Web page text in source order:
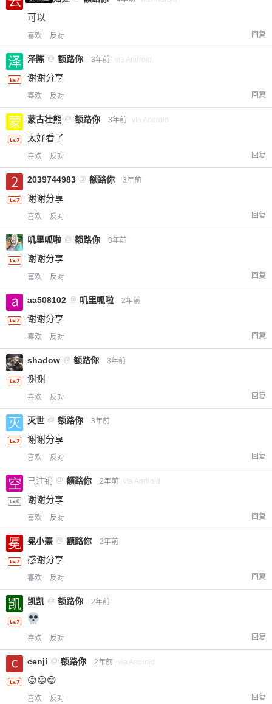
可以
喜欢 反对 回复
泽陈 @ 额路你 3年前 via Android
谢谢分享
喜欢 反对 回复
蒙古壮熊 @ 额路你 3年前 via Android
太好看了
喜欢 反对 回复
2039744983 @ 额路你 3年前
谢谢分享
喜欢 反对 回复
叽里呱啦 @ 额路你 3年前
谢谢分享
喜欢 反对 回复
aa508102 @ 叽里呱啦 2年前
谢谢分享
喜欢 反对 回复
shadow @ 额路你 3年前
谢谢
喜欢 反对 回复
灭世 @ 额路你 3年前
谢谢分享
喜欢 反对 回复
已注销 @ 额路你 2年前 via Android
谢谢分享
喜欢 反对 回复
冕小罴 @ 额路你 2年前
感谢分享
喜欢 反对 回复
凯凯 @ 额路你 2年前
喜欢 反对 回复
cenji @ 额路你 2年前 via Android
😊😊😊
喜欢 反对 回复
忘记密码？